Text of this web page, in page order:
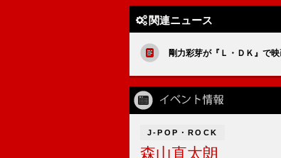
関連ニュース
剛力彩芽が『Ｌ・ＤＫ』で
J-POP・ROCK
森山直太朗